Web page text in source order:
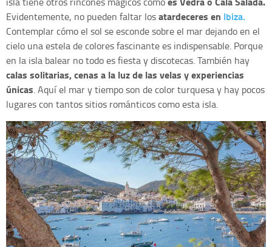
Evidentemente, no pueden faltar losatardeceres en Ibiza.
Contemplar cómo el sol se esconde sobre el mar dejando en el
cielo una estela de colores fascinante es indispensable. Porque
en la isla balear no todo es fiesta y discotecas. También hay
calas solitarias, cenas a la luz de las velas y experiencias
únicas. Aquí el mar y tiempo son de color turquesa y hay pocos
lugares con tantos sitios románticos como esta isla.